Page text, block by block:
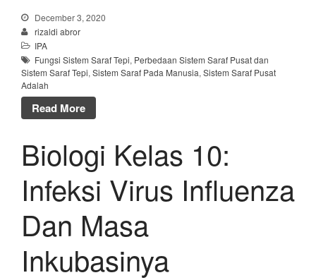
December 3, 2020
rizaldi abror
IPA
Fungsi Sistem Saraf Tepi, Perbedaan Sistem Saraf Pusat dan
Sistem Saraf Tepi, Sistem Saraf Pada Manusia, Sistem Saraf Pusat
Adalah
Read More
Biologi Kelas 10:
Infeksi Virus Influenza
Dan Masa
Inkubasinya